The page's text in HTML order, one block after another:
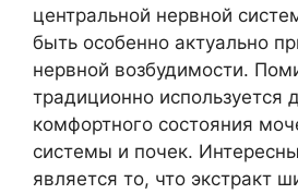
центральной нервной
быть особенно актуально
нервной возбудимости.
традиционно используется
комфортного состояния
системы и почек.
является то, что экстракт